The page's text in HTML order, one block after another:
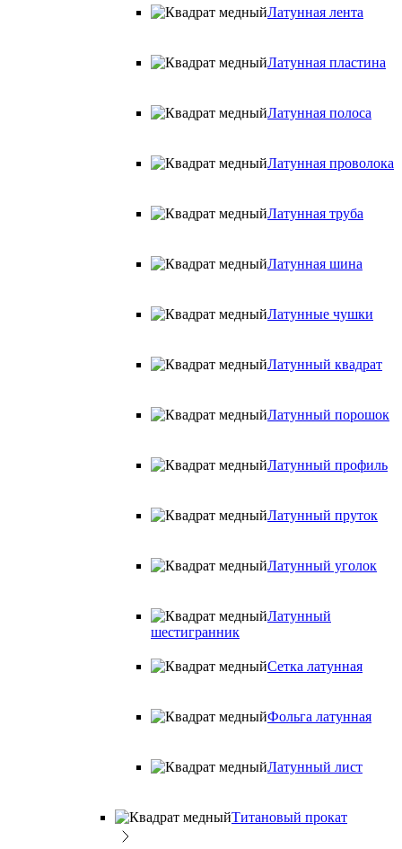
Латунная лента
Латунная пластина
Латунная полоса
Латунная проволока
Латунная труба
Латунная шина
Латунные чушки
Латунный квадрат
Латунный порошок
Латунный профиль
Латунный пруток
Латунный уголок
Латунный
шестигранник
Сетка латунная
Фольга латунная
Латунный лист
Титановый прокат